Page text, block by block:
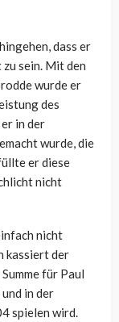
dass er
sein. Mit den
wurde er
des
in der
wurde, die
er diese
nicht
nicht
kassiert der
für Paul
in der
spielen wird.